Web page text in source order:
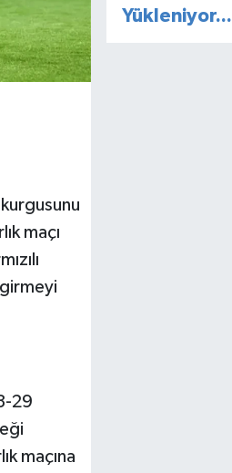
maçı
29
maçına
Yükleniyor...